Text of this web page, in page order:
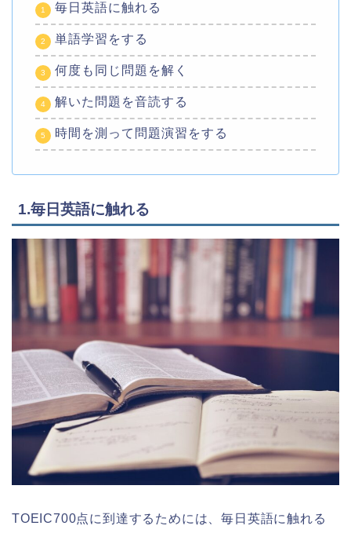
毎日英語に触れる
単語学習をする
何度も同じ問題を解く
解いた問題を音読する
時間を測って問題演習をする
1.毎日英語に触れる
TOEIC700点に到達するためには、毎日英語に触れる